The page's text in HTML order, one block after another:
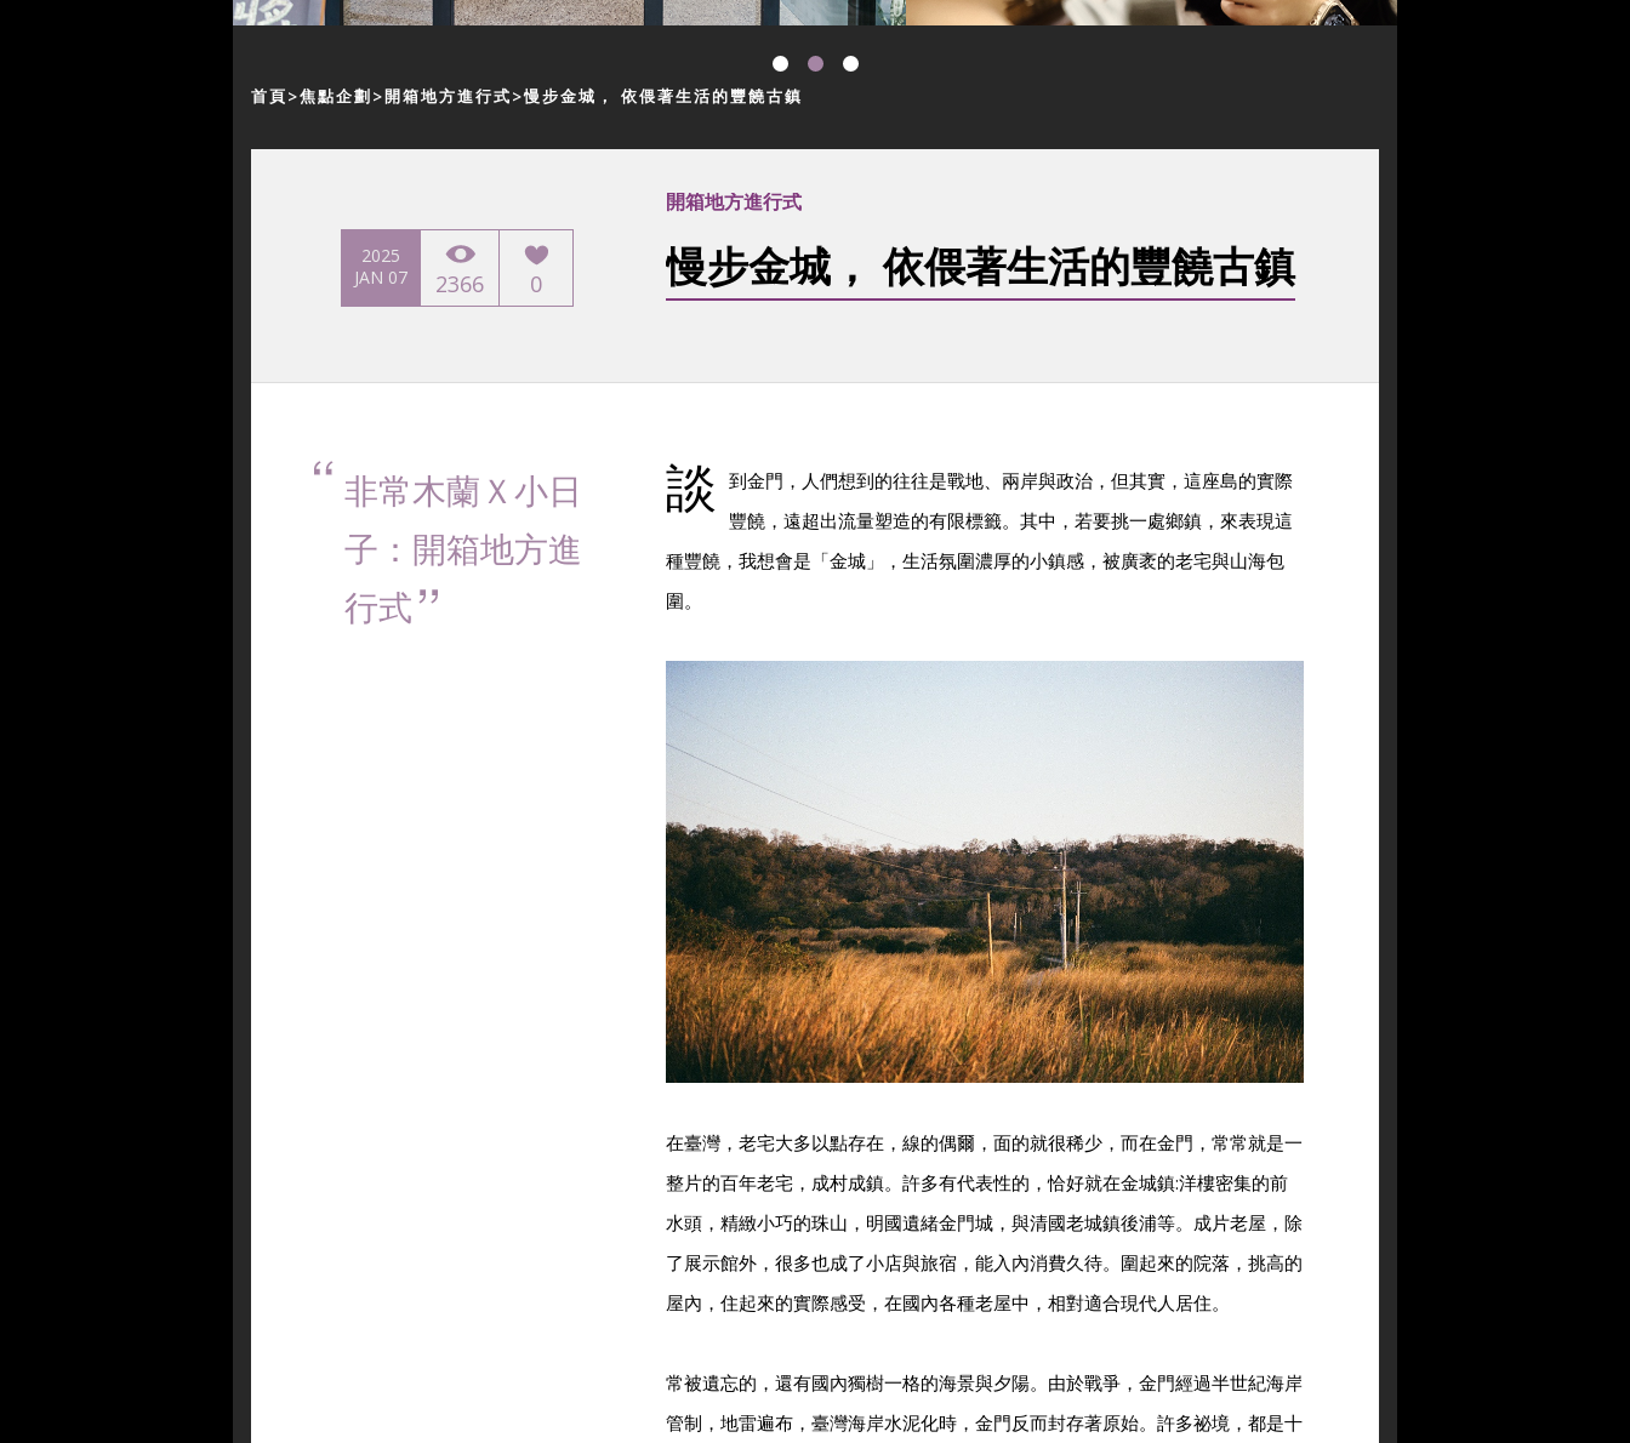
首頁 焦點企劃 開箱地方進行式 慢步金城， 依偎著生活的豐饒古鎮
2025
JAN 07
2366 0
開箱地方進行式
慢步金城， 依偎著生活的豐饒古鎮
非常木蘭Ｘ小日
子：開箱地方進
行式
談 到金門，人們想到的往往是戰地、兩岸與政治，但其實，這座島的實際
豐饒，遠超出流量塑造的有限標籤。其中，若要挑一處鄉鎮，來表現這
種豐饒，我想會是「金城」，生活氛圍濃厚的小鎮感，被廣袤的老宅與山海包
圍。
在臺灣，老宅大多以點存在，線的偶爾，面的就很稀少，而在金門，常常就是一
整片的百年老宅，成村成鎮。許多有代表性的，恰好就在金城鎮:洋樓密集的前
水頭，精緻小巧的珠山，明國遺緒金門城，與清國老城鎮後浦等。成片老屋，除
了展示館外，很多也成了小店與旅宿，能入內消費久待。圍起來的院落，挑高的
屋內，住起來的實際感受，在國內各種老屋中，相對適合現代人居住。
常被遺忘的，還有國內獨樹一格的海景與夕陽。由於戰爭，金門經過半世紀海岸
管制，地雷遍布，臺灣海岸水泥化時，金門反而封存著原始。許多祕境，都是十